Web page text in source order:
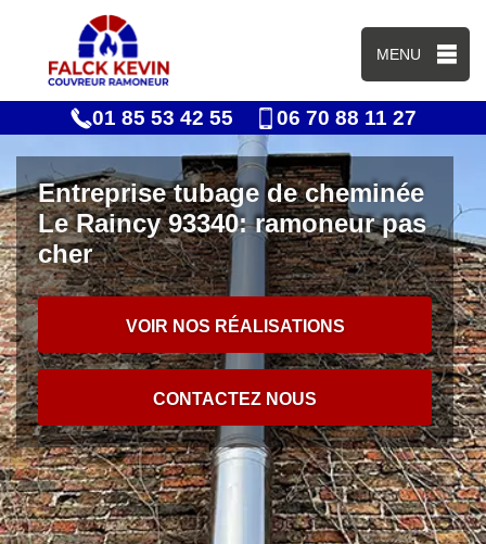
MENU
01 85 53 42 55 06 70 88 11 27
Entreprise tubage de cheminée
Le Raincy 93340: ramoneur pas
cher
VOIR NOS RÉALISATIONS
CONTACTEZ NOUS